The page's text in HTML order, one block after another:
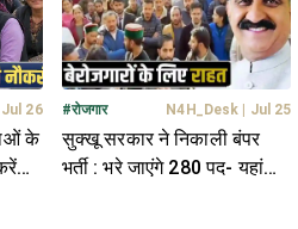
Jul 26
के
#रोजगार N4H_Desk Jul 25
सुक्खू सरकार ने निकाली बंपर
भर्ती : भरे जाएंगे 280 पद- यहां